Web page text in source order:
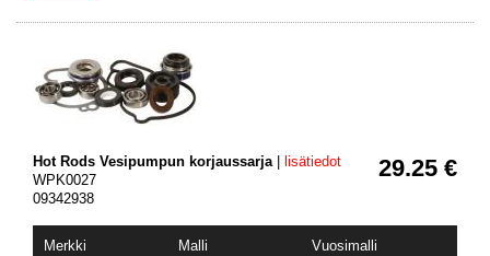
29.25 €
Hot Rods Vesipumpun korjaussarja|
lisätiedot
WPK0027
09342938
Merkki Malli
Vuosimalli